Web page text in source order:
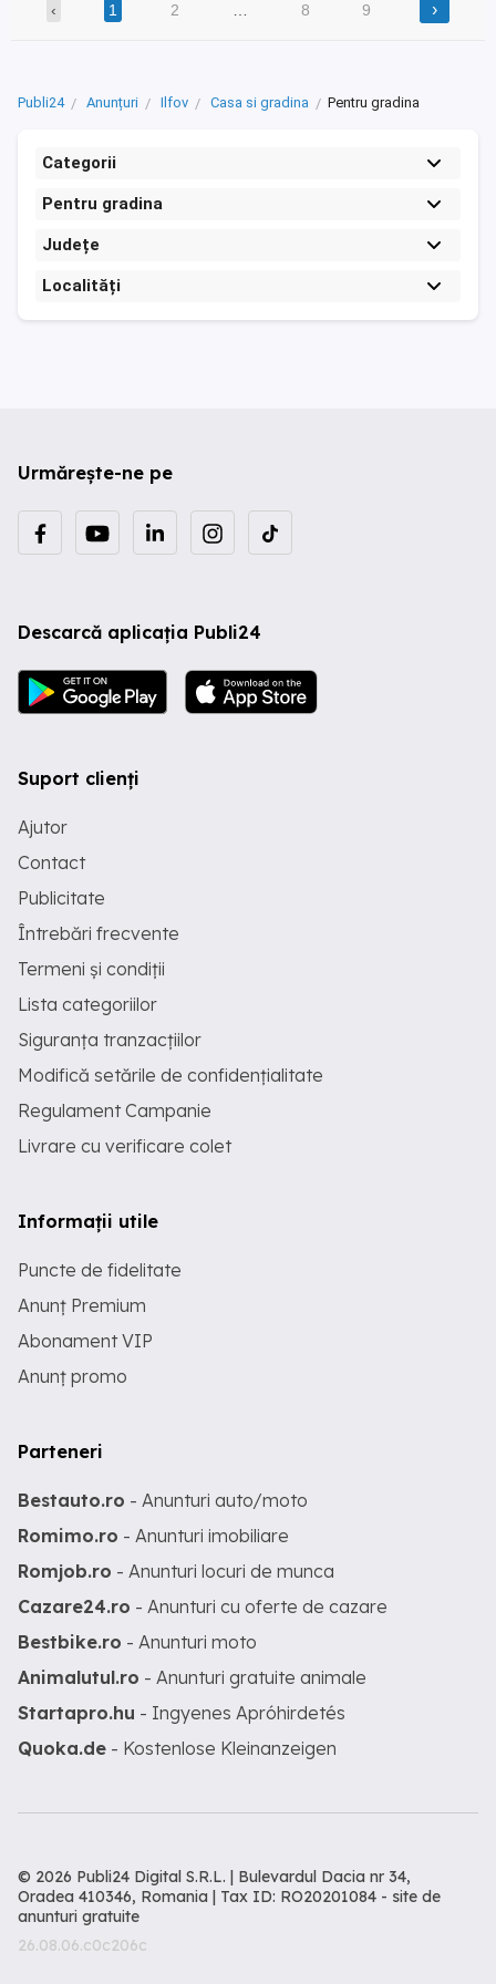
‹ 1 2 8 9 ›
Publi24 Anunțuri Ilfov Casa si gradina Pentru gradina
Categorii
Pentru gradina
Județe
Localități
Urmărește-ne pe
Descarcă aplicația Publi24
Suport clienți
Ajutor
Contact
Publicitate
Întrebări frecvente
Termeni și condiții
Lista categoriilor
Siguranța tranzacțiilor
Modifică setările de confidențialitate
Regulament Campanie
Livrare cu verificare colet
Informații utile
Puncte de fidelitate
Anunț Premium
Abonament VIP
Anunț promo
Parteneri
Bestauto.ro - Anunturi auto/moto
Romimo.ro - Anunturi imobiliare
Romjob.ro - Anunturi locuri de munca
Cazare24.ro - Anunturi cu oferte de cazare
Bestbike.ro - Anunturi moto
Animalutul.ro - Anunturi gratuite animale
Startapro.hu - Ingyenes Apróhirdetés
Quoka.de - Kostenlose Kleinanzeigen
© 2026 Publi24 Digital S.R.L. | Bulevardul Dacia nr 34,
Oradea 410346, Romania | Tax ID: RO20201084 - site de
anunturi gratuite
26.08.06.c0c206c